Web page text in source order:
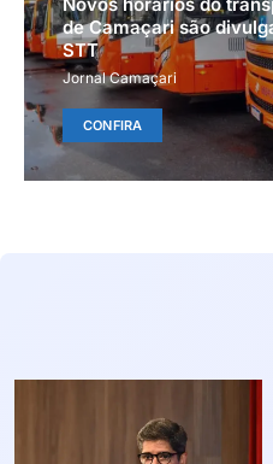
de Camaçari são
STT
Jornal Camaçari
CONFIRA